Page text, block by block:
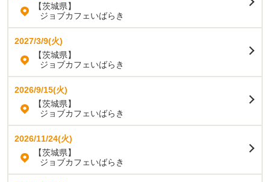
【茨城県】
ジョブカフェいばらき
2027/3/9(火)
【茨城県】
ジョブカフェいばらき
2026/9/15(火)
【茨城県】
ジョブカフェいばらき
2026/11/24(火)
【茨城県】
ジョブカフェいばらき